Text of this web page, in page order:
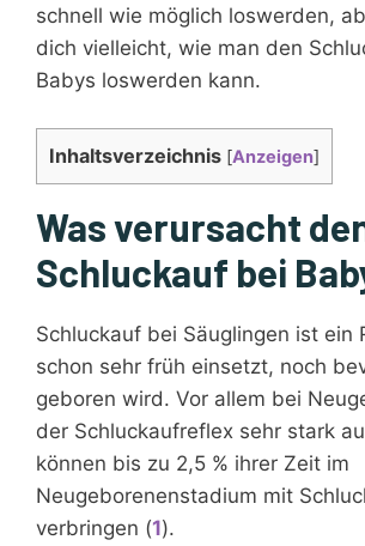
schnell wie möglich loswerden,
dich vielleicht, wie man den
Babys loswerden kann.
Inhaltsverzeichnis [Anzeigen]
Was verursacht
Schluckauf bei
Schluckauf bei Säuglingen ist ein
schon sehr früh einsetzt, noch
geboren wird. Vor allem bei
der Schluckaufreflex sehr stark
können bis zu 2,5 % ihrer Zeit im
Neugeborenenstadium mit
verbringen (1).